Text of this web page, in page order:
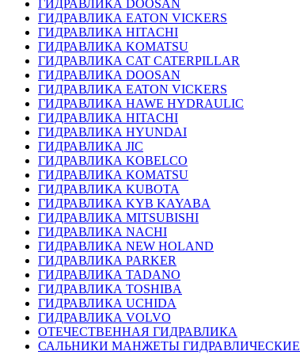
ГИДРАВЛИКА DOOSAN
ГИДРАВЛИКА EATON VICKERS
ГИДРАВЛИКА HITACHI
ГИДРАВЛИКА KOMATSU
ГИДРАВЛИКА CAT CATERPILLAR
ГИДРАВЛИКА DOOSAN
ГИДРАВЛИКА EATON VICKERS
ГИДРАВЛИКА HAWE HYDRAULIC
ГИДРАВЛИКА HITACHI
ГИДРАВЛИКА HYUNDAI
ГИДРАВЛИКА JIC
ГИДРАВЛИКА KOBELCO
ГИДРАВЛИКА KOMATSU
ГИДРАВЛИКА KUBOTA
ГИДРАВЛИКА KYB KAYABA
ГИДРАВЛИКА MITSUBISHI
ГИДРАВЛИКА NACHI
ГИДРАВЛИКА NEW HOLAND
ГИДРАВЛИКА PARKER
ГИДРАВЛИКА TADANO
ГИДРАВЛИКА TOSHIBA
ГИДРАВЛИКА UCHIDA
ГИДРАВЛИКА VOLVO
ОТЕЧЕСТВЕННАЯ ГИДРАВЛИКА
САЛЬНИКИ МАНЖЕТЫ ГИДРАВЛИЧЕСКИЕ